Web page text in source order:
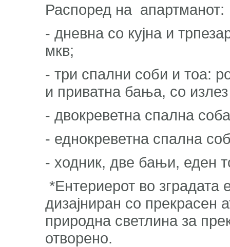
Распоред на апартманот:
- дневна со кујна и
мкв;
- три спални соби и тоа:
и приватна бања, со
- двокреветна спална
- еднокреветна спална
- ходник, две бањи, еден
*Ентериерот во зградата
дизајниран со прекрасен
природна светлина за
отворено.